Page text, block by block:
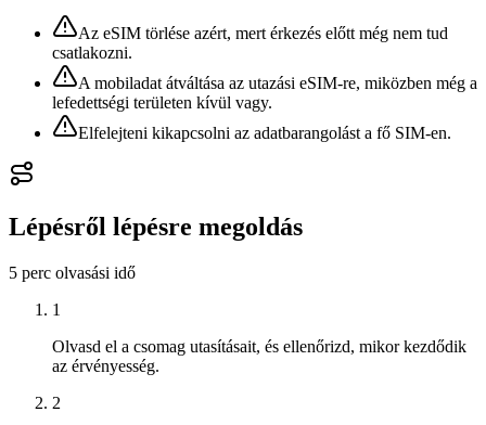
Az eSIM törlése azért, mert érkezés előtt még nem tud
csatlakozni.
A mobiladat átváltása az utazási eSIM-re, miközben még a
lefedettségi területen kívül vagy.
Elfelejteni kikapcsolni az adatbarangolást a fő SIM-en.
Lépésről lépésre megoldás
5 perc olvasási idő
1
Olvasd el a csomag utasításait, és ellenőrizd, mikor kezdődik
az érvényesség.
2